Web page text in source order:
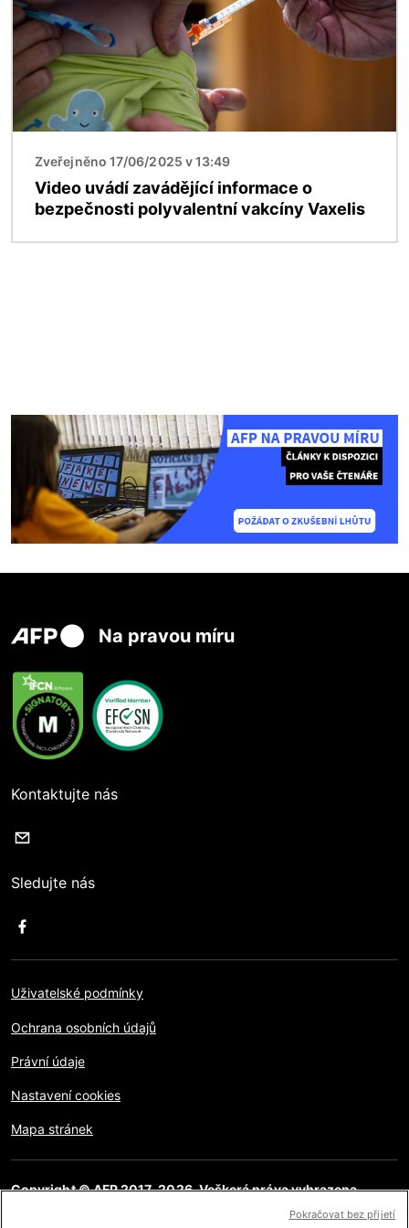
Zveřejněno 17/06/2025 v 13:49
Video uvádí zavádějící informace o
bezpečnosti polyvalentní vakcíny Vaxelis
Na pravou míru
Kontaktujte nás
Sledujte nás
Uživatelské podmínky
Ochrana osobních údajů
Právní údaje
Nastavení cookies
Mapa stránek
Copyright © AFP 2017-2026. Veškerá práva vyhrazena.
využívat funkce sdílení pro osobní, soukromé a nekomerční
Pokračovat bez přijetí